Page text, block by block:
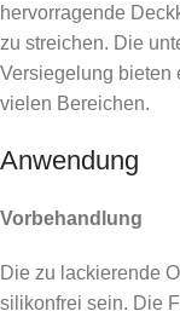
hervorragende
zu streichen. Die
Versiegelung bieten
vielen Bereichen.
Anwendung
Vorbehandlung
Die zu lackierende
silikonfrei sein. Die